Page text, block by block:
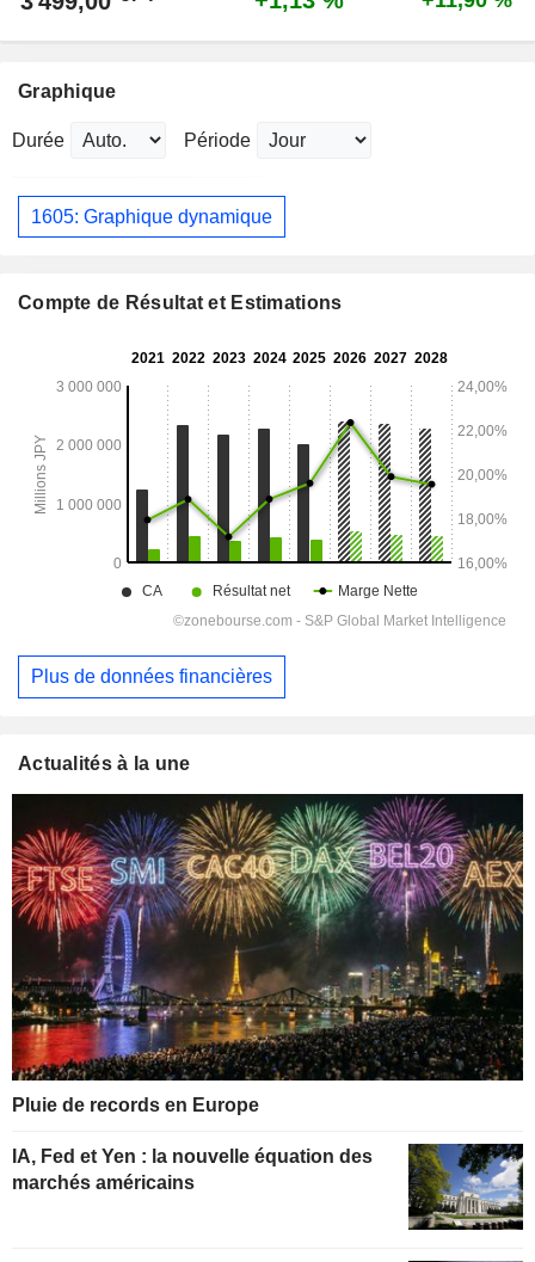
Graphique
Durée Période
1605: Graphique dynamique
Compte de Résultat et Estimations
Plus de données financières
Actualités à la une
Pluie de records en Europe
IA, Fed et Yen : la nouvelle équation des
marchés américains